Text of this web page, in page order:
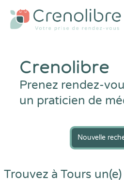
Crenolibre
Prenez rendez-
un praticien de
Nouvelle
Trouvez à Tours